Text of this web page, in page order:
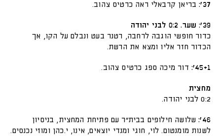
37': בריאן קרבאלי ראה כרטיס צהוב.
39': שער. 0:2 לבני יהודה
כדור חופשי הוגבה לרחבה, רטנר בעט ונבלם על הקו, אך
הכדור חזר אליו ומצא את הרשת.
45+1': דור מיכה ספג כרטיס צהוב.
מחצית
0:2 לבני יהודה.
46':
שלושה חילופים בבית"ר עם פתיחת המחצית, בניסיון
לשנות מומנטום. לוי, חוגי ומנדי יוצאים, אינו, י.כהן ומוזי נכנסים.